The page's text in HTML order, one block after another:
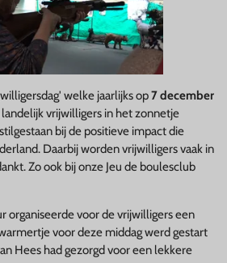
welke jaarlijks op7 december
vrijwilligers in het zonnetje
bij de positieve impact die
Daarbij worden vrijwilligers vaak in
Zo ook bij onze Jeu de boulesclub
organiseerde voor de vrijwilligers een
voor deze middag werd gestart
Hees had gezorgd voor een lekkere